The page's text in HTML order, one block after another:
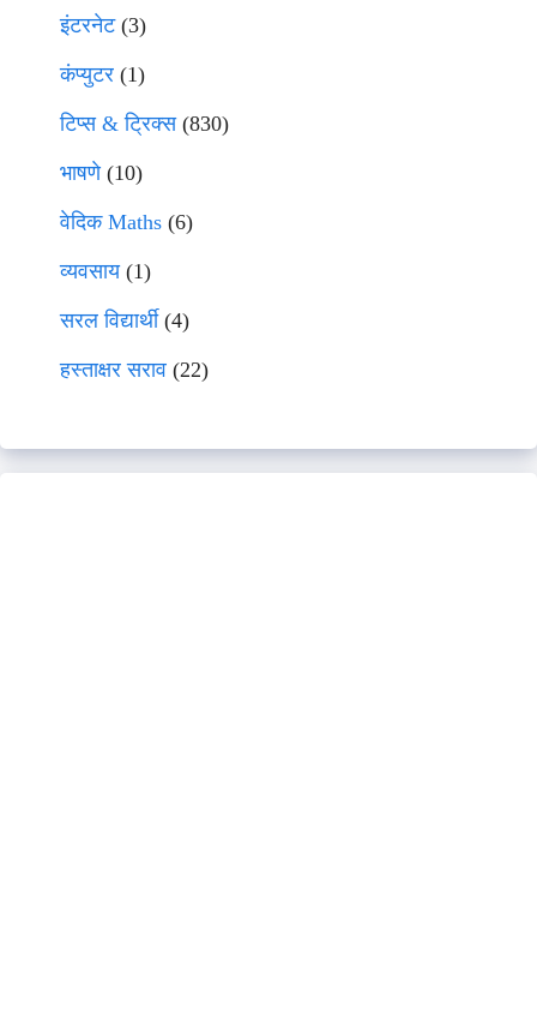
इंटरनेट(3)
कंप्युटर (1)
टिप्स & ट्रिक्स(830)
भाषणे(10)
वेदिक Maths (6)
व्यवसाय(1)
सरल विद्यार्थी(4)
हस्ताक्षर सराव (22)